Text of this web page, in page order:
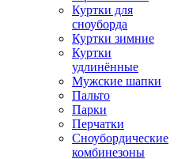
Куртки для
сноуборда
Куртки зимние
Куртки
удлинённые
Мужские шапки
Пальто
Парки
Перчатки
Сноубордические
комбинезоны